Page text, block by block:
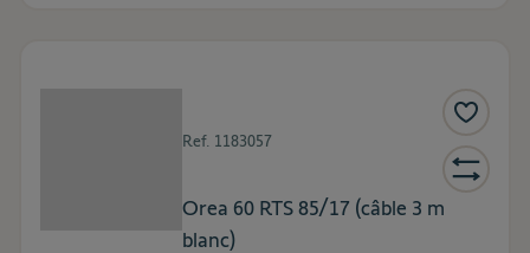
Ref. 1183057
Orea 60 RTS 85/17 (câble 3 m
blanc)